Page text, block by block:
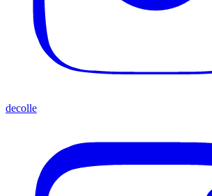
decolle